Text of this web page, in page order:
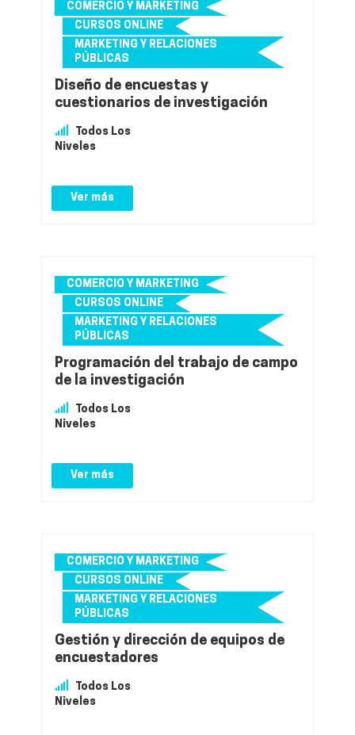
COMERCIO Y MARKETING
CURSOS ONLINE
MARKETING Y RELACIONES
PÚBLICAS
Diseño de encuestas y
cuestionarios de investigación
Todos Los
Niveles
Ver más
COMERCIO Y MARKETING
CURSOS ONLINE
MARKETING Y RELACIONES
PÚBLICAS
Programación del trabajo de campo
de la investigación
Todos Los
Niveles
Ver más
COMERCIO Y MARKETING
CURSOS ONLINE
MARKETING Y RELACIONES
PÚBLICAS
Gestión y dirección de equipos de
encuestadores
Todos Los
Niveles